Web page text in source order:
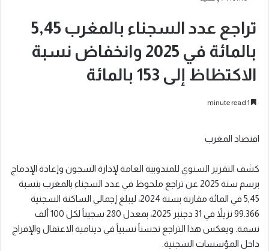
تراجع عدد السجناء بالمغرب 5,45
بالمائة في 2025 وانخفاض نسبة
الاكتظاظ إلى 153 بالمائة
اقتصاد المغرب
كشف التقرير السنوي للمندوبية العامة لإدارة السجون وإعادة الإدماج
برسم سنة 2025 عن تراجع ملحوظ في عدد السجناء بالمغرب بنسبة
5,45 في المائة مقارنة بسنة 2024، ليبلغ إجمالي الساكنة السجنية
99.366 نزيلاً في 31 دجنبر 2025، بمعدل 280 سجيناً لكل 100 ألف
نسمة. ويعكس هذا التراجع تحسناً نسبياً في دينامية الاعتقال والإفراج
داخل المؤسسات السجنية.